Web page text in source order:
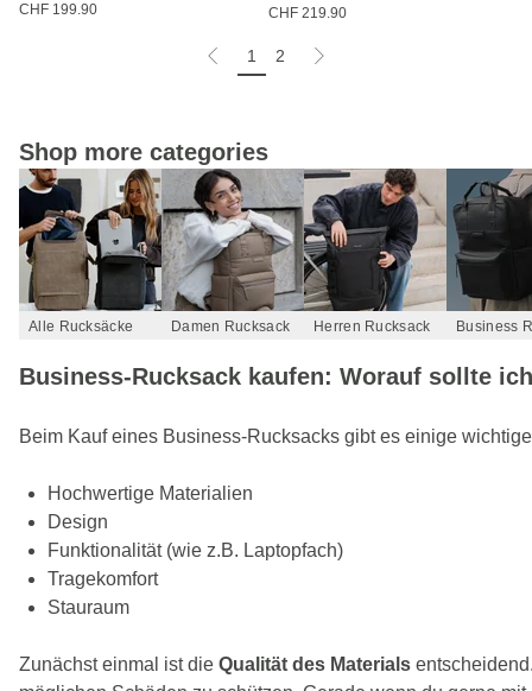
CHF 199.90
CHF 219.90
1 2
Shop more categories
Alle Rucksäcke Damen Rucksack Herren Rucksack
Business-Rucksack kaufen: Worauf sollte
Beim Kauf eines Business-Rucksacks gibt es einige
Hochwertige Materialien
Design
Funktionalität (wie z.B. Laptopfach)
Tragekomfort
Stauraum
Zunächst einmal ist die Qualität des Materials